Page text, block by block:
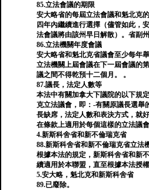
85.立法會議的期限
安大略省的每屆立法會議和魁北克
四年內繼續進行選擇（儘管如此，
法會議將由該州早日解散）。省副
86.立法機關年度會議
安大略省和魁北克省議會至少每年
立法機關上屆會議在下一屆會議的
議之間不得乾預十二個月。 。
87.議長，法定人數等
本法中有關加拿大下議院的以下規
克立法議會，即：-有關原議長選舉
長缺席，法定人數和表決方式，就
在條款上適用於每個這樣的立法議會
4.新斯科舍省和新不倫瑞克省
88.新斯科舍省和新不倫瑞克省立法
根據本法的規定，新斯科舍省和新
續適用於本聯盟，直至根據本法授權
5.安大略，魁北克和新斯科舍省
89.已廢除。